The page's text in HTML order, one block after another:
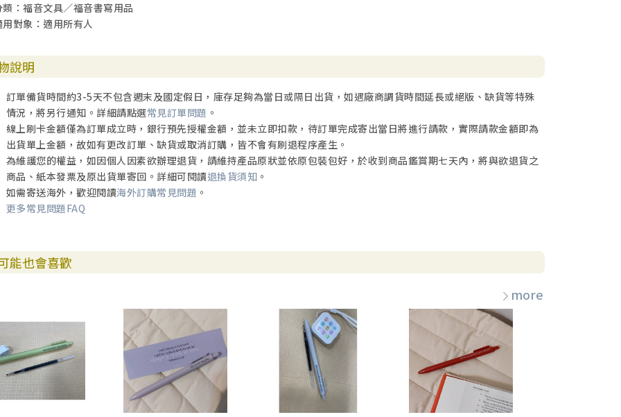
類：福音文具／福音書寫用品
用對象：適用所有人
說明
訂單備貨時間約3-5天不包含週末及國定假日，庫存足夠為當日或隔日出貨，如遇廠商調貨時間延長或絕版、缺貨等特殊
情況，將另行通知。詳細請點選常見訂單問題 。
線上刷卡金額僅為訂單成立時，銀行預先授權金額，並未立即扣款，待訂單完成寄出當日將進行請款，實際請款金額即為
出貨單上金額，故如有更改訂單、缺貨或取消訂購，皆不會有刷退程序產生。
為維護您的權益，如因個人因素欲辦理退貨，請維持產品原狀並依原包裝包好，於收到商品鑑賞期七天內，將與欲退貨之
商品、紙本發票及原出貨單寄回。詳細可閱讀退換貨須知 。
如需寄送海外，歡迎閱讀海外訂購常見問題 。
更多常見問題FAQ
能也會喜歡
more